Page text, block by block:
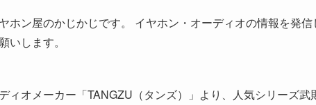
ホン屋のかじかじです。 イヤホン・オーディオの情報を発
いします。
ィオメーカー「TANGZU（タンズ）」より、人気シリーズ武